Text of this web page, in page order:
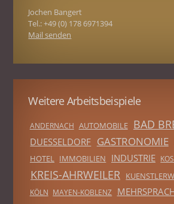
Jochen Bangert
Tel.: +49 (0) 178 6971394
Mail senden
Weitere Arbeitsbeispiele
ANDERNACH AUTOMOBILE BAD
DUESSELDORF GASTRONOMIE
HOTEL IMMOBILIEN INDUSTRIE
KREIS-AHRWEILER
KÖLN MAYEN-KOBLENZ